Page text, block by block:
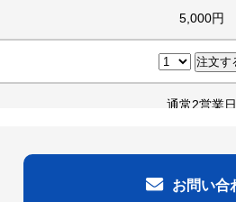
5,000円
通常2営業日
お問い合